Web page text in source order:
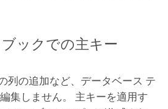
ックでの主キー
列の追加など、データベース テ
集しません。 主キーを適用す